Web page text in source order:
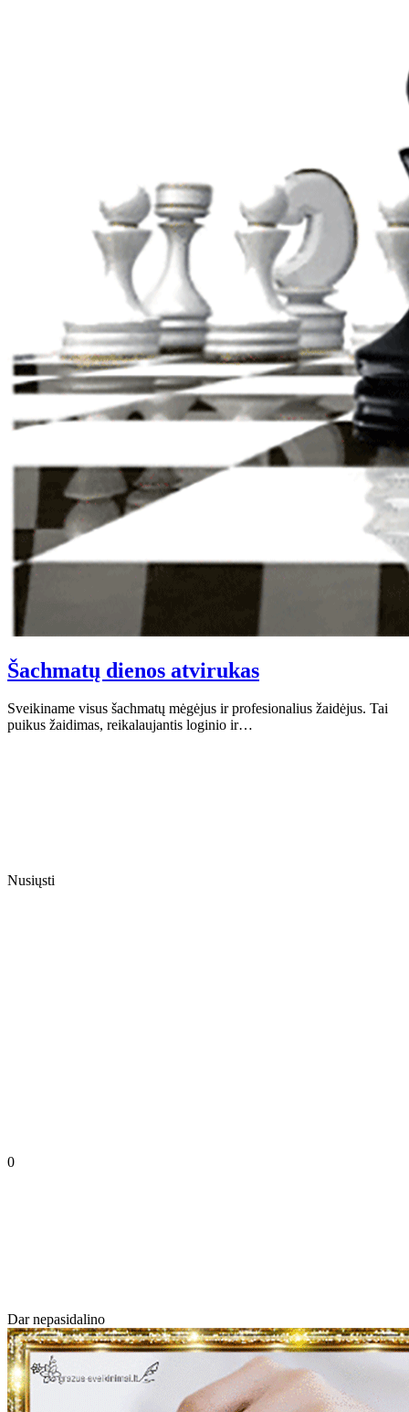
Šachmatų dienos atvirukas
Sveikiname visus šachmatų mėgėjus ir profesionalius žaidėjus. Tai
puikus žaidimas, reikalaujantis loginio ir…
Nusiųsti
0
Dar nepasidalino